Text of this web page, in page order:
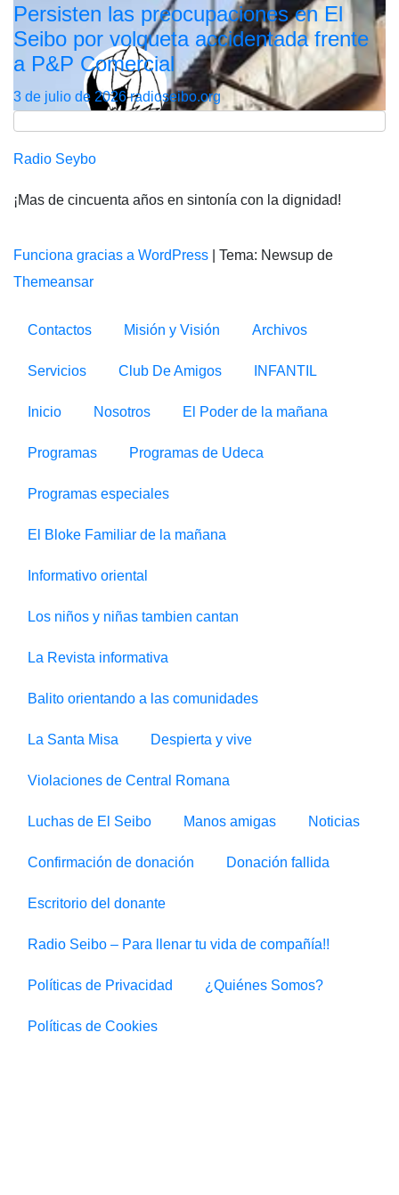
Persisten las preocupaciones en El
Seibo por volqueta accidentada frente
a P&P Comercial
3 de julio de 2026radioseibo.org
Radio Seybo
¡Mas de cincuenta años en sintonía con la dignidad!
Funciona gracias a WordPress
Tema: Newsup de
Themeansar
Contactos Misión y Visión Archivos
Servicios Club De Amigos INFANTIL
Inicio Nosotros El Poder de la mañana
Programas Programas de Udeca
Programas especiales
El Bloke Familiar de la mañana
Informativo oriental
Los niños y niñas tambien cantan
La Revista informativa
Balito orientando a las comunidades
La Santa Misa Despierta y vive
Violaciones de Central Romana
Luchas de El Seibo Manos amigas Noticias
Confirmación de donación Donación fallida
Escritorio del donante
Radio Seibo – Para llenar tu vida de compañía!!
Políticas de Privacidad ¿Quiénes Somos?
Políticas de Cookies